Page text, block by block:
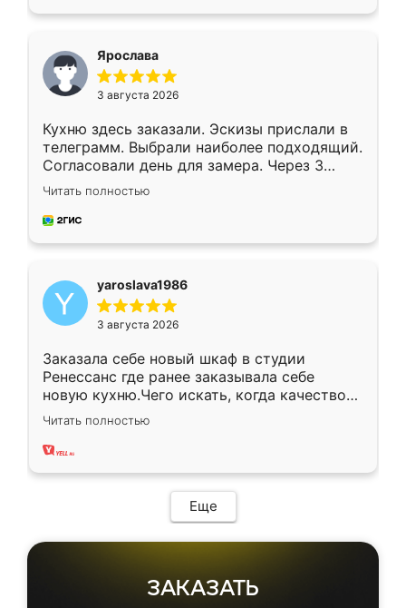
Ярослава
3 августа 2026
Кухню здесь заказали. Эскизы прислали в
телеграмм. Выбрали наиболее подходящий.
Согласовали день для замера. Через 3
недели кухня была уже готова. Остались
довольны работой. Спасибо Ренессанс
мебель за качественную работу!
Читать полностью
yaroslava1986
3 августа 2026
Заказала себе новый шкаф в студии
Ренессанс где ранее заказывала себе
новую кухню.Чего искать, когда качеством
вполне довольна. Служит кухня уже почти
два года, нареканий нет.
Читать полностью
Еще
ЗАКАЗАТЬ